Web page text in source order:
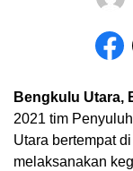
Bengkulu Utara,
2021 tim
Utara bertempat
melaksanakan